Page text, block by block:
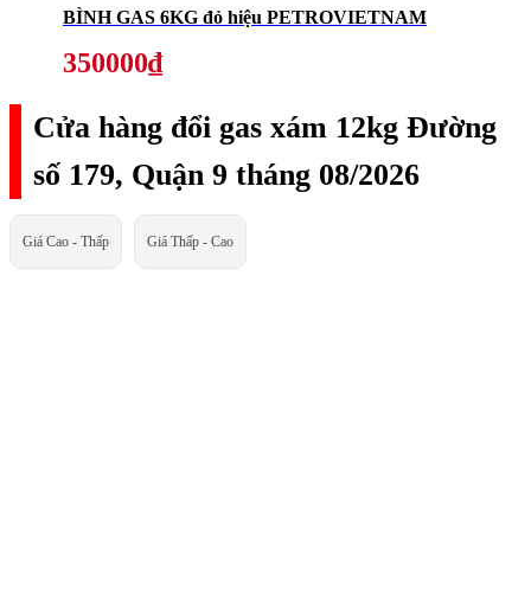
BÌNH GAS 6KG đỏ hiệu PETROVIETNAM
350000₫
Cửa hàng đổi gas xám 12kg Đường
số 179, Quận 9 tháng 08/2026
Giá Cao - Thấp Giá Thấp - Cao